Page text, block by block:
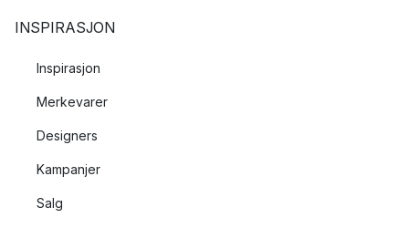
INSPIRASJON
Inspirasjon
Merkevarer
Designers
Kampanjer
Salg